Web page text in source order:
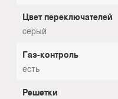
Цвет переключателей
серый
Газ-контроль
есть
Решетки